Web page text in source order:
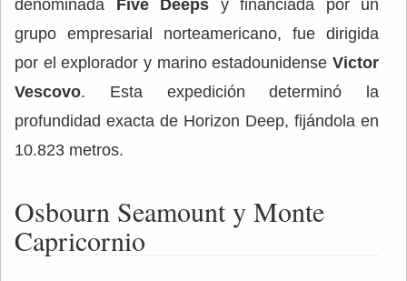
denominada Five Deeps y financiada por un
grupo empresarial norteamericano, fue dirigida
por el explorador y marino estadounidense Victor
Vescovo. Esta expedición determinó la
profundidad exacta de Horizon Deep, fijándola en
10.823 metros.
Osbourn Seamount y Monte
Capricornio